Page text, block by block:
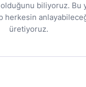
biliyoruz. Bu
herkesin
üretiyoruz.